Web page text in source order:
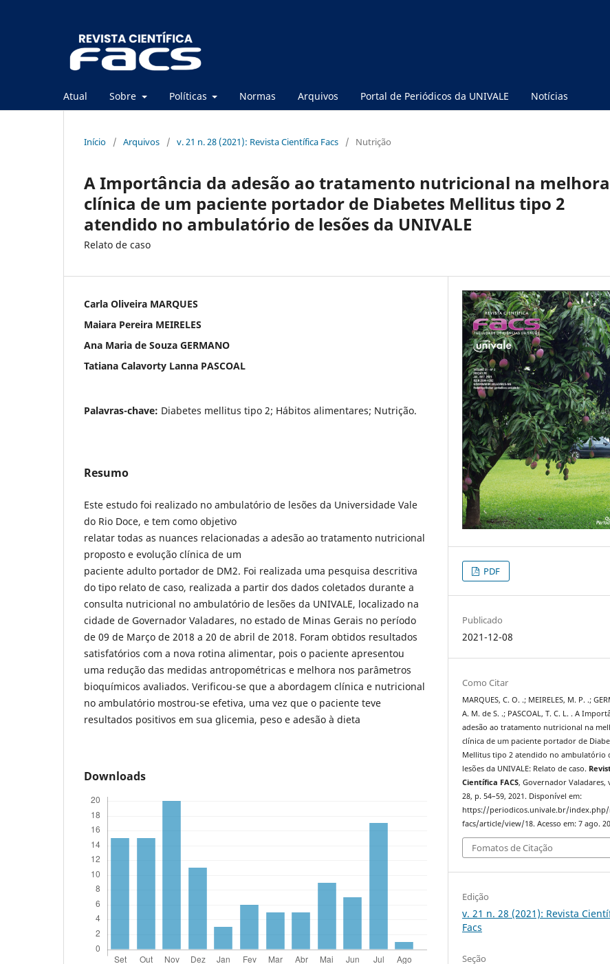
Atual Sobre Políticas Normas Arquivos Portal de Periódicos da UNIVALE Notícias
Início / Arquivos / v. 21 n. 28 (2021): Revista Científica Facs / Nutrição
A Importância da adesão ao tratamento nutricional na melhora
clínica de um paciente portador de Diabetes Mellitus tipo 2
atendido no ambulatório de lesões da UNIVALE
Relato de caso
Carla Oliveira MARQUES
Maiara Pereira MEIRELES
Ana Maria de Souza GERMANO
Tatiana Calavorty Lanna PASCOAL
Palavras-chave: Diabetes mellitus tipo 2; Hábitos alimentares; Nutrição.
Resumo
Este estudo foi realizado no ambulatório de lesões da Universidade Vale
do Rio Doce, e tem como objetivo
relatar todas as nuances relacionadas a adesão ao tratamento nutricional
proposto e evolução clínica de um
paciente adulto portador de DM2. Foi realizada uma pesquisa descritiva
do tipo relato de caso, realizada a partir dos dados coletados durante a
consulta nutricional no ambulatório de lesões da UNIVALE, localizado na
cidade de Governador Valadares, no estado de Minas Gerais no período
de 09 de Março de 2018 a 20 de abril de 2018. Foram obtidos resultados
satisfatórios com a nova rotina alimentar, pois o paciente apresentou
uma redução das medidas antropométricas e melhora nos parâmetros
bioquímicos avaliados. Verificou-se que a abordagem clínica e nutricional
no ambulatório mostrou-se efetiva, uma vez que o paciente teve
resultados positivos em sua glicemia, peso e adesão à dieta
Downloads
PDF
Publicado
2021-12-08
Como Citar
MARQUES, C. O. .; MEIRELES, M. P. .;
A. M. de S. .; PASCOAL, T. C. L. . A
adesão ao tratamento nutricional na
clínica de um paciente portador de
Mellitus tipo 2 atendido no ambulatório
lesões da UNIVALE: Relato de caso.
Científica FACS, Governador Valadares,
28, p. 54–59, 2021. Disponível em:
https://periodicos.univale.br/
facs/article/view/18. Acesso em: 7 ago.
Fomatos de Citação
Edição
v. 21 n. 28 (2021): Revista
Facs
Seção